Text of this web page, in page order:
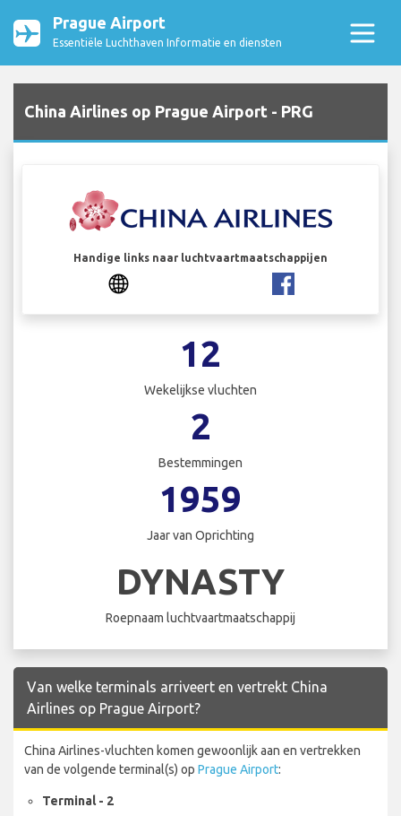
Prague Airport
Essentiële Luchthaven Informatie en diensten
China Airlines op Prague Airport - PRG
Handige links naar luchtvaartmaatschappijen
12
Wekelijkse vluchten
2
Bestemmingen
1959
Jaar van Oprichting
DYNASTY
Roepnaam luchtvaartmaatschappij
Van welke terminals arriveert en vertrekt China
Airlines op Prague Airport?
China Airlines-vluchten komen gewoonlijk aan en vertrekken
van de volgende terminal(s) op Prague Airport:
Terminal - 2